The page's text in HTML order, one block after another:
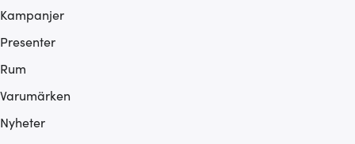
Kampanjer
Presenter
Rum
Varumärken
Nyheter